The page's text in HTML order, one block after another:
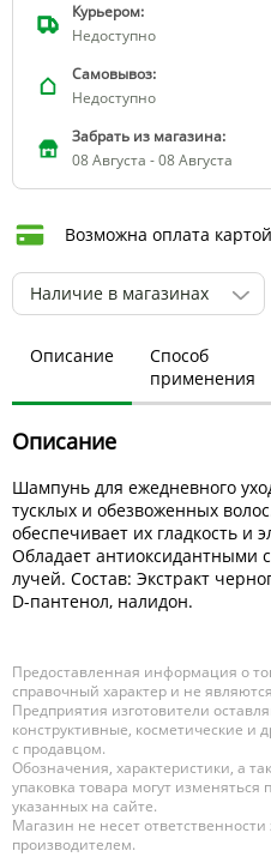
Курьером:
Недоступно
Самовывоз:
Недоступно
Забрать из магазина:
08 Августа - 08 Августа
Возможна оплата
Наличие в магазинах
Описание
Способ
применения
Описание
Шампунь для ежедневного
тусклых и обезвоженных
обеспечивает их гладкость и
Обладает антиоксидантными
лучей. Состав: Экстракт
D-пантенол, налидон.
Предоставленная информация о
справочный характер и не
Предприятия изготовители
конструктивные, косметические и
с продавцом.
Обозначения, характеристики, а
упаковка товара могут
указанных на сайте.
Магазин не несет
производителем.